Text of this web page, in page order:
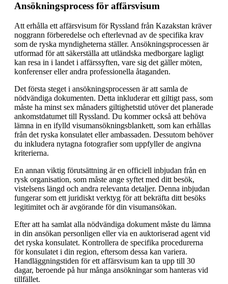
Ansökningsprocess för affärsvisum
Att erhålla ett affärsvisum för Ryssland från Kazakstan kräver
noggrann förberedelse och efterlevnad av de specifika krav
som de ryska myndigheterna ställer. Ansökningsprocessen är
utformad för att säkerställa att utländska medborgare lagligt
kan resa in i landet i affärssyften, vare sig det gäller möten,
konferenser eller andra professionella åtaganden.
Det första steget i ansökningsprocessen är att samla de
nödvändiga dokumenten. Detta inkluderar ett giltigt pass, som
måste ha minst sex månaders giltighetstid utöver det planerade
ankomstdatumet till Ryssland. Du kommer också att behöva
lämna in en ifylld visumansökningsblankett, som kan erhållas
från det ryska konsulatet eller ambassaden. Dessutom behöver
du inkludera nytagna fotografier som uppfyller de angivna
kriterierna.
En annan viktig förutsättning är en officiell inbjudan från en
rysk organisation, som måste ange syftet med ditt besök,
vistelsens längd och andra relevanta detaljer. Denna inbjudan
fungerar som ett juridiskt verktyg för att bekräfta ditt besöks
legitimitet och är avgörande för din visumansökan.
Efter att ha samlat alla nödvändiga dokument måste du lämna
in din ansökan personligen eller via en auktoriserad agent vid
det ryska konsulatet. Kontrollera de specifika procedurerna
för konsulatet i din region, eftersom dessa kan variera.
Handläggningstiden för ett affärsvisum kan ta upp till 30
dagar, beroende på hur många ansökningar som hanteras vid
tillfället.